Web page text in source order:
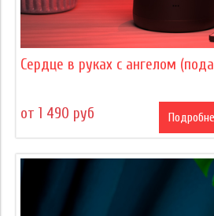
Сердце в руках с ангелом
от 1 490 руб